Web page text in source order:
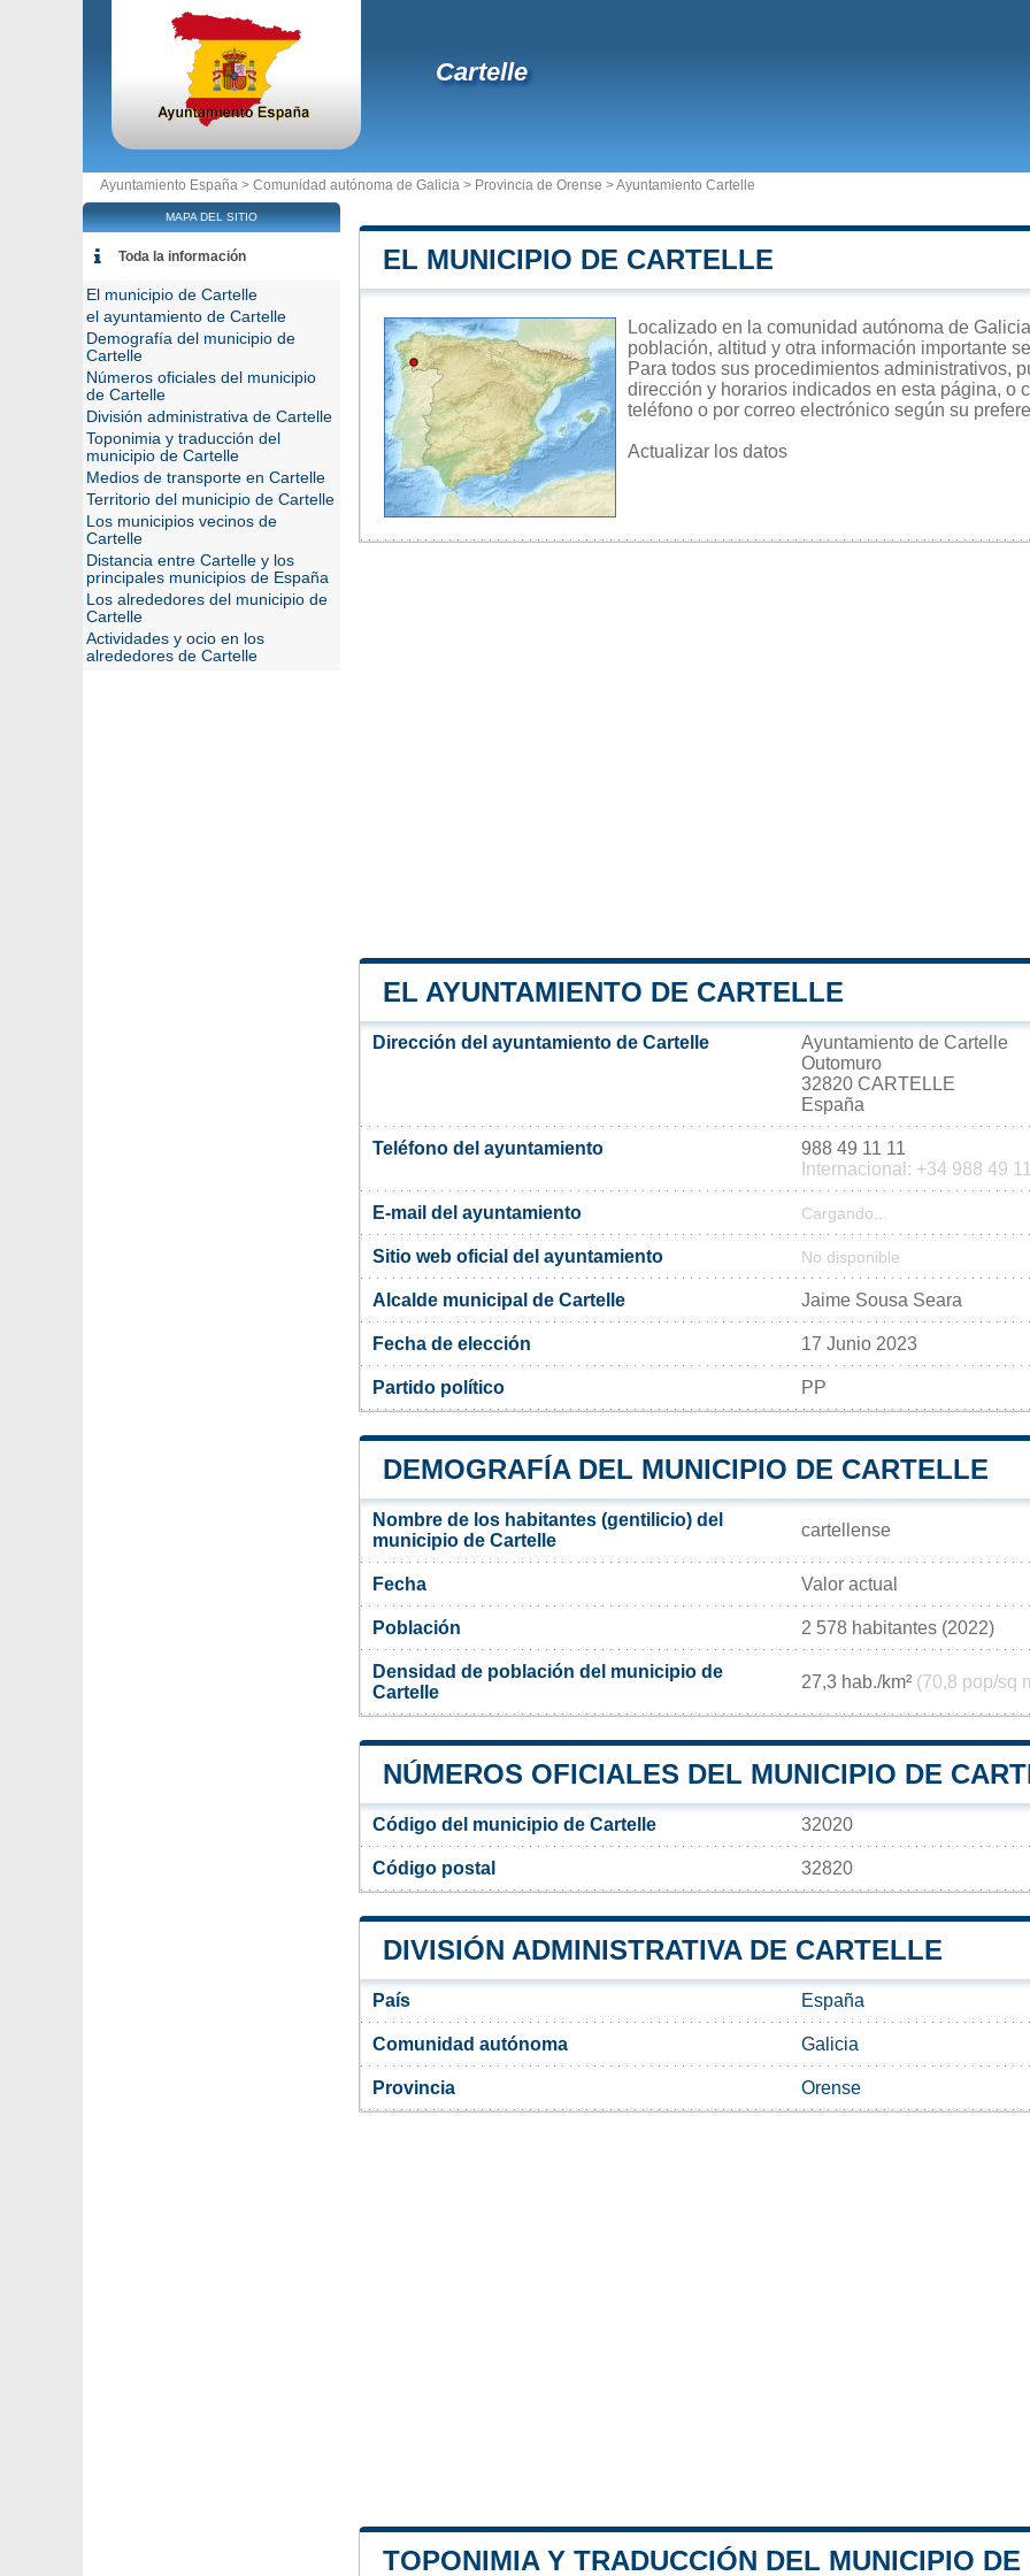
Cartelle
Ayuntamiento España > Comunidad autónoma de Galicia > Provincia de Orense >Ayuntamiento Cartelle
EL MUNICIPIO DE CARTELLE
Localizado en la comunidad autónoma de
población, altitud y otra información importante
Para todos sus procedimientos administrativos,
dirección y horarios indicados en esta página, o
teléfono o por correo electrónico según su
Actualizar los datos
EL AYUNTAMIENTO DE CARTELLE
Dirección del ayuntamiento de Cartelle
Ayuntamiento de Cartelle
Outomuro
32820 CARTELLE
España
Teléfono del ayuntamiento
988 49 11 11
Internacional: +34 988 49
E-mail del ayuntamiento Cargando...
Sitio web oficial del ayuntamiento No disponible
Alcalde municipal de Cartelle Jaime Sousa Seara
Fecha de elección 17 Junio 2023
Partido político PP
DEMOGRAFÍA DEL MUNICIPIO DE CARTELLE
Nombre de los habitantes (gentilicio) del
municipio de Cartelle
cartellense​
Fecha Valor actual
Población 2 578 habitantes (2022)
Densidad de población del municipio de
Cartelle
27,3 hab./km² (70,8 pop/sq
NÚMEROS OFICIALES DEL MUNICIPIO DE
Código del municipio de Cartelle 32020
Código postal 32820
DIVISIÓN ADMINISTRATIVA DE CARTELLE
País España
Comunidad autónoma Galicia
Provincia Orense
TOPONIMIA Y TRADUCCIÓN DEL MUNICIPIO
MAPA DEL SITIO
Toda la información
El municipio de Cartelle
el ayuntamiento de Cartelle
Demografía del municipio de
Cartelle
Números oficiales del municipio
de Cartelle
División administrativa de Cartelle
Toponimia y traducción del
municipio de Cartelle
Medios de transporte en Cartelle
Territorio del municipio de Cartelle
Los municipios vecinos de
Cartelle
Distancia entre Cartelle y los
principales municipios de España
Los alrededores del municipio de
Cartelle
Actividades y ocio en los
alrededores de Cartelle